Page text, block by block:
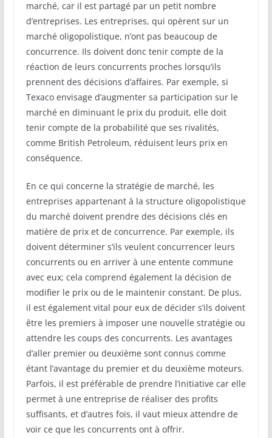
marché, car il est partagé par un petit nombre
d’entreprises. Les entreprises, qui opèrent sur un
marché oligopolistique, n’ont pas beaucoup de
concurrence. Ils doivent donc tenir compte de la
réaction de leurs concurrents proches lorsqu’ils
prennent des décisions d’affaires. Par exemple, si
Texaco envisage d’augmenter sa participation sur le
marché en diminuant le prix du produit, elle doit
tenir compte de la probabilité que ses rivalités,
comme British Petroleum, réduisent leurs prix en
conséquence.
En ce qui concerne la stratégie de marché, les
entreprises appartenant à la structure oligopolistique
du marché doivent prendre des décisions clés en
matière de prix et de concurrence. Par exemple, ils
doivent déterminer s’ils veulent concurrencer leurs
concurrents ou en arriver à une entente commune
avec eux; cela comprend également la décision de
modifier le prix ou de le maintenir constant. De plus,
il est également vital pour eux de décider s’ils doivent
être les premiers à imposer une nouvelle stratégie ou
attendre les coups des concurrents. Les avantages
d’aller premier ou deuxième sont connus comme
étant l’avantage du premier et du deuxième moteurs.
Parfois, il est préférable de prendre l’initiative car elle
permet à une entreprise de réaliser des profits
suffisants, et d’autres fois, il vaut mieux attendre de
voir ce que les concurrents ont à offrir.